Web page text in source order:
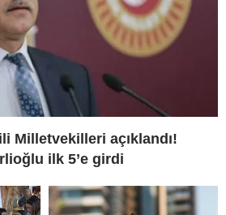
Milletvekilleri açıklandı!
ilk 5’e girdi